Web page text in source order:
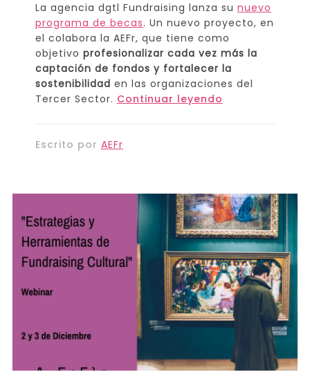
La agencia dgtl Fundraising lanza su nuevo
programa de becas. Un nuevo proyecto, en
el colabora la AEFr, que tiene como
objetivo profesionalizar cada vez más la
captación de fondos y fortalecer la
sostenibilidad en las organizaciones del
Tercer Sector. Continuar leyendo
Escrito por AEFr